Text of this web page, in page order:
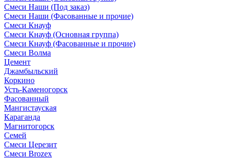
Смеси Наши (Под заказ)
Смеси Наши (Фасованные и прочие)
Смеси Кнауф
Смеси Кнауф (Основная группа)
Смеси Кнауф (Фасованные и прочие)
Смеси Волма
Цемент
Джамбыльский
Коркино
Усть-Каменогорск
Фасованный
Мангистауская
Караганда
Магнитогорск
Семей
Смеси Церезит
Смеси Brozex